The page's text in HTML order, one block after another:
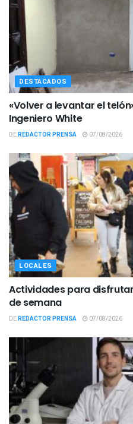
DESTACADOS
«Volver a levantar el
Ingeniero White
DEREDACTOR PRENSA 07/08/2026
LOCALES
Actividades para
de semana
DEREDACTOR PRENSA 07/08/2026